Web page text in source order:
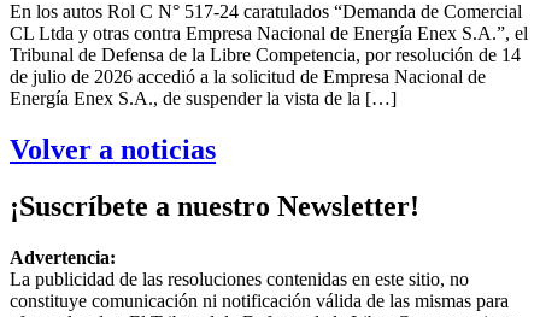
En los autos Rol C N° 517-24 caratulados “Demanda de Comercial
CL Ltda y otras contra Empresa Nacional de Energía Enex S.A.”, el
Tribunal de Defensa de la Libre Competencia, por resolución de 14
de julio de 2026 accedió a la solicitud de Empresa Nacional de
Energía Enex S.A., de suspender la vista de la […]
Volver a noticias
¡Suscríbete a nuestro Newsletter!
Advertencia:
La publicidad de las resoluciones contenidas en este sitio, no
constituye comunicación ni notificación válida de las mismas para